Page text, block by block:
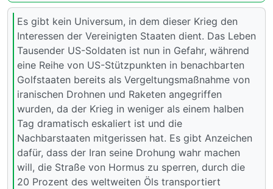
Es gibt kein Universum, in dem dieser Krieg den
Interessen der Vereinigten Staaten dient. Das Leben
Tausender US-Soldaten ist nun in Gefahr, während
eine Reihe von US-Stützpunkten in benachbarten
Golfstaaten bereits als Vergeltungsmaßnahme von
iranischen Drohnen und Raketen angegriffen
wurden, da der Krieg in weniger als einem halben
Tag dramatisch eskaliert ist und die
Nachbarstaaten mitgerissen hat. Es gibt Anzeichen
dafür, dass der Iran seine Drohung wahr machen
will, die Straße von Hormus zu sperren, durch die
20 Prozent des weltweiten Öls transportiert